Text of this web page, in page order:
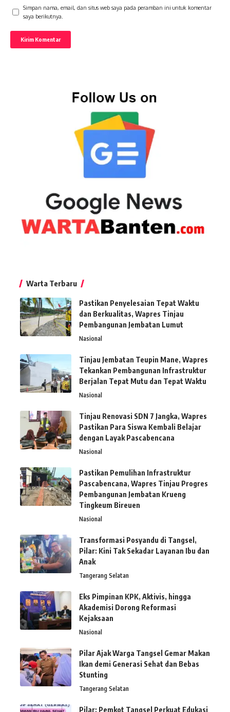
Simpan nama, email, dan situs web saya pada peramban ini untuk komentar
saya berikutnya.
Warta Terbaru
Pastikan Penyelesaian Tepat Waktu
dan Berkualitas, Wapres Tinjau
Pembangunan Jembatan Lumut
Nasional
Tinjau Jembatan Teupin Mane, Wapres
Tekankan Pembangunan Infrastruktur
Berjalan Tepat Mutu dan Tepat Waktu
Nasional
Tinjau Renovasi SDN 7 Jangka, Wapres
Pastikan Para Siswa Kembali Belajar
dengan Layak Pascabencana
Nasional
Pastikan Pemulihan Infrastruktur
Pascabencana, Wapres Tinjau Progres
Pembangunan Jembatan Krueng
Tingkeum Bireuen
Nasional
Transformasi Posyandu di Tangsel,
Pilar: Kini Tak Sekadar Layanan Ibu dan
Anak
Tangerang Selatan
Eks Pimpinan KPK, Aktivis, hingga
Akademisi Dorong Reformasi
Kejaksaan
Nasional
Pilar Ajak Warga Tangsel Gemar Makan
Ikan demi Generasi Sehat dan Bebas
Stunting
Tangerang Selatan
Pilar: Pemkot Tangsel Perkuat Edukasi